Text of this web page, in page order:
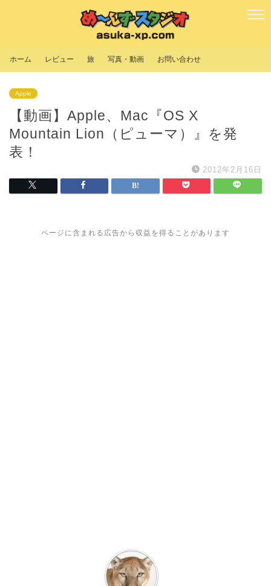
ホーム レビュー 旅 写真・動画 お問い合わせ
Apple
【動画】Apple、Mac『OS X
Mountain Lion（ピューマ）』を発
表！
2012年2月16日
ページに含まれる広告から収益を得ることがあります